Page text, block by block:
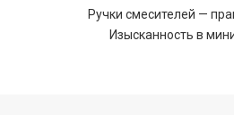
Ручки смесителей —
Изысканность в